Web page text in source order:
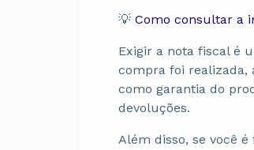
💡 Como consultar a
Exigir a nota fiscal é
compra foi realizada,
como garantia do
devoluções.
Além disso, se você